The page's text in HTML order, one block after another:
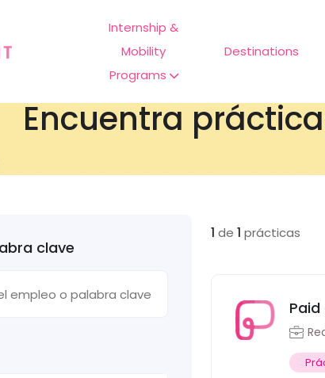
Internship &
Mobility
Programs
Destinations
Encuentra
clave
1 de1 prácticas